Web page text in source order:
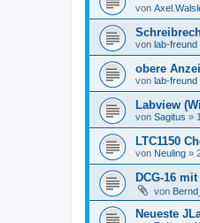
von
von lab-freund
obere
von lab-freund
Labview
von Sagitus »
LTC1150
von Neuling »
DCG-16
von
Neueste